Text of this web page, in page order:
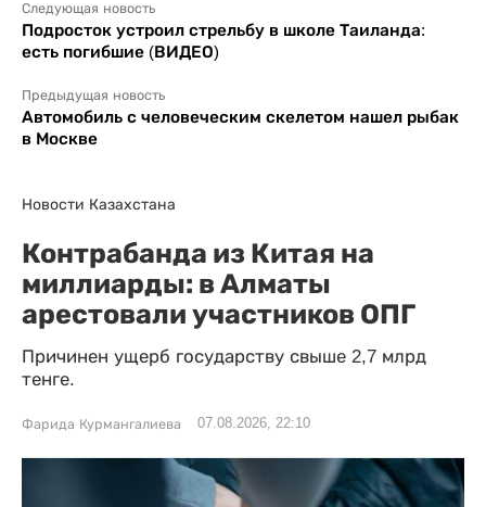
Следующая новость
Подросток устроил стрельбу в школе Таиланда:
есть погибшие (ВИДЕО)
Предыдущая новость
Автомобиль с человеческим скелетом нашел рыбак
в Москве
Новости Казахстана
Контрабанда из Китая на
миллиарды: в Алматы
арестовали участников ОПГ
Причинен ущерб государству свыше 2,7 млрд
тенге.
Фарида Курмангалиева 07.08.2026, 22:10